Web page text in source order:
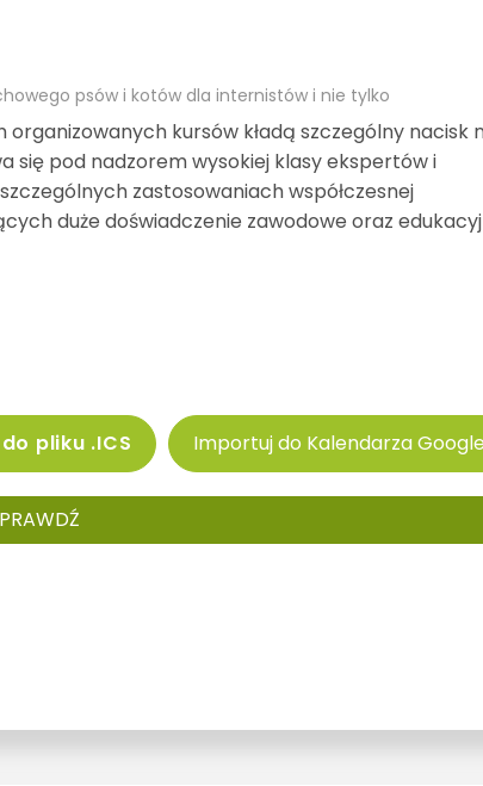
psów i kotów dla internistów i nie tylko
kursów kładą szczególny nacisk
się pod nadzorem wysokiej klasy ekspertów i
zastosowaniach współczesnej
duże doświadczenie zawodowe oraz
pliku .ICS Importuj do Kalendarza